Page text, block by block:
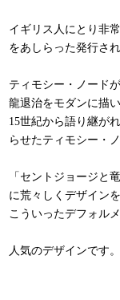
イギリス人にとり非
をあしらった発行さ
ティモシー・ノード
龍退治をモダンに描
15世紀から語り継が
らせたティモシー・
「セントジョージと
に荒々しくデザイン
こういったデフォル
人気のデザインです